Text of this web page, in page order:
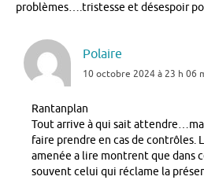
problèmes….tristesse et désespoir
Polaire
10 octobre 2024 à 23 h 06
Rantanplan
Tout arrive à qui sait
faire prendre en cas de contrôles.
amenée a lire montrent que dans
souvent celui qui réclame la